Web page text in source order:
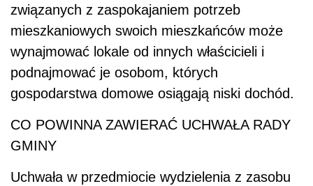
związanych z zaspokajaniem potrzeb
mieszkaniowych swoich mieszkańców może
wynajmować lokale od innych właścicieli i
podnajmować je osobom, których
gospodarstwa domowe osiągają niski dochód.
CO POWINNA ZAWIERAĆ UCHWAŁA RADY
GMINY
Uchwała w przedmiocie wydzielenia z zasobu